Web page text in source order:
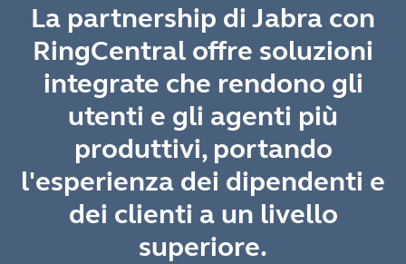
La partnership di Jabra con
RingCentral offre soluzioni
integrate che rendono gli
utenti e gli agenti più
produttivi, portando
l'esperienza dei dipendenti e
dei clienti a un livello
superiore.